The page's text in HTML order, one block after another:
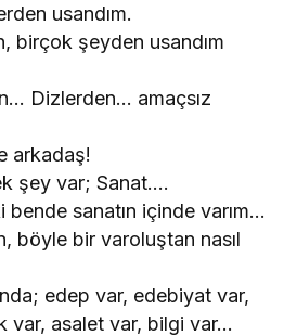
usandım.
birçok şeyden usandım
Dizlerden… amaçsız
arkadaş!
şey var; Sanat.…
sanatın içinde varım…
böyle bir varoluştan nasıl
edep var, edebiyat var,
var, asalet var, bilgi var…